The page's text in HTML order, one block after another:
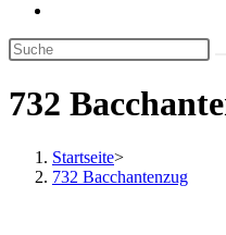
umschalten
732
Startseite>
732 Bacchantenzug